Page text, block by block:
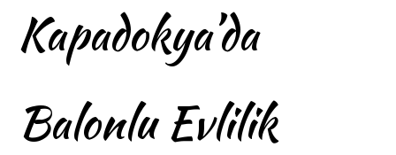
Kapadokya’da
Balonlu Evlilik